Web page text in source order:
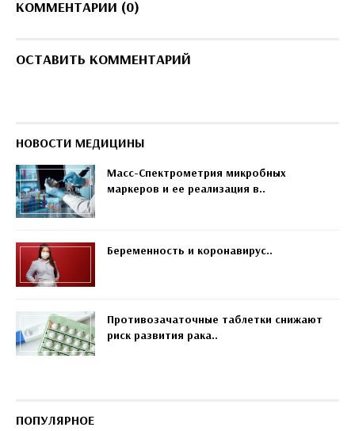
КОММЕНТАРИИ (0)
ОСТАВИТЬ КОММЕНТАРИЙ
НОВОСТИ МЕДИЦИНЫ
Масс-Спектрометрия микробных
маркеров и ее реализация в..
Беременность и коронавирус..
Противозачаточные таблетки снижают
риск развития рака..
ПОПУЛЯРНОЕ